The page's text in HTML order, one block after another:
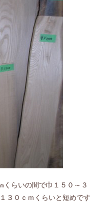
らいの間で巾１５０～３
３０ｃｍくらいと短めです